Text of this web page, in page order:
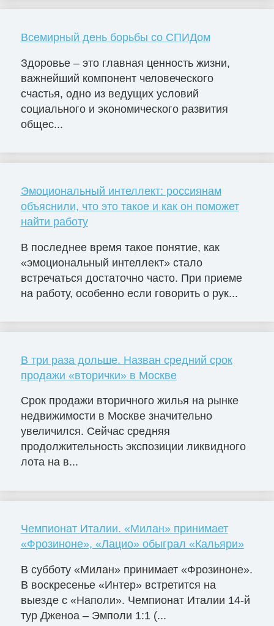
Всемирный день борьбы со СПИДом
Здоровье – это главная ценность жизни,
важнейший компонент человеческого
счастья, одно из ведущих условий
социального и экономического развития
общес...
Эмоциональный интеллект: россиянам
объяснили, что это такое и как он поможет
найти работу
В последнее время такое понятие, как
«эмоциональный интеллект» стало
встречаться достаточно часто. При приеме
на работу, особенно если говорить о рук...
В три раза дольше. Назван средний срок
продажи «вторички» в Москве
Срок продажи вторичного жилья на рынке
недвижимости в Москве значительно
увеличился. Сейчас средняя
продолжительность экспозиции ликвидного
лота на в...
Чемпионат Италии. «Милан» принимает
«Фрозиноне», «Лацио» обыграл «Кальяри»
В субботу «Милан» принимает «Фрозиноне».
В воскресенье «Интер» встретится на
выезде с «Наполи». Чемпионат Италии 14-й
тур Дженоа – Эмполи 1:1 (...